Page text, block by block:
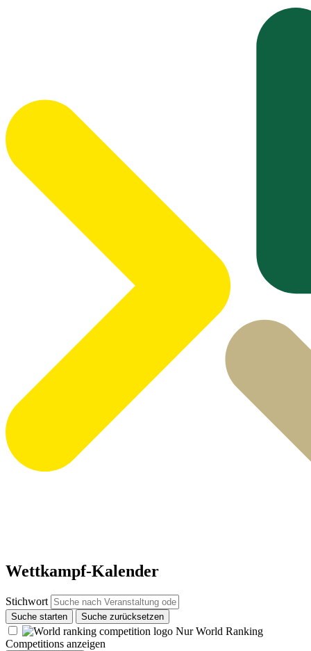
Wettkampf-Kalender
Stichwort
Suche starten Suche zurücksetzen
Nur World Ranking
Competitions anzeigen